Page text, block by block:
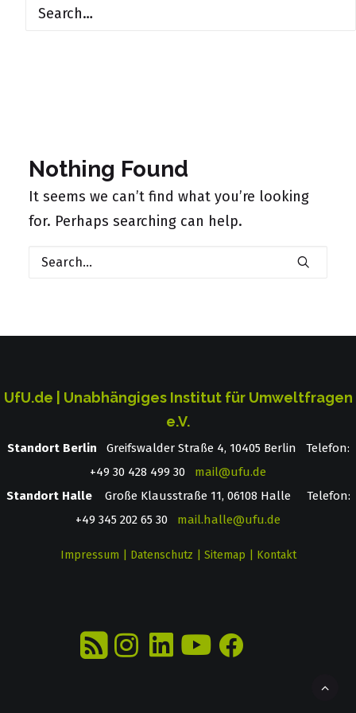
Nothing Found
It seems we can’t find what you’re looking
for. Perhaps searching can help.
UfU.de | Unabhängiges Institut für Umweltfragen
e.V.
Standort Berlin ­ Greifswalder Straße 4, 10405 Berlin Telefon:
+49 30 428 499 30 mail@ufu.de
Standort HalleGroße Klausstraße 11, 06108 Halle Telefon:
+49 345 202 65 30 mail.halle@ufu.de
Impressum Datenschutz Sitemap Kontakt